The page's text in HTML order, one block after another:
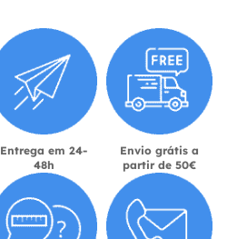
Entrega em 24-
48h
Envio grátis a
partir de 50€